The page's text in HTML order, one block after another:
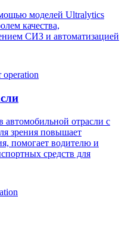
моделей Ultralytics
качества,
СИЗ и автоматизацией
отрасли с
зрения повышает
помогает водителю и
средств для